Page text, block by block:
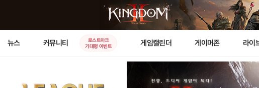
뉴스 커뮤니티
로스트아크
기대평 이벤트
게임캘린더 게이머존 라이